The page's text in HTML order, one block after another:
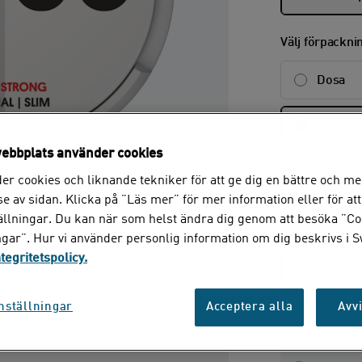
ceder, samt mandel.
smakrelease.
Välj
Dosa
50-
använder cookies
cookies och liknande tekniker för att ge dig en bättre och
av sidan. Klicka på ”Läs mer” för mer information eller för
Du kan när som helst ändra dig genom att besöka
Hur vi använder personlig information om dig beskrivs i
Acceptera alla